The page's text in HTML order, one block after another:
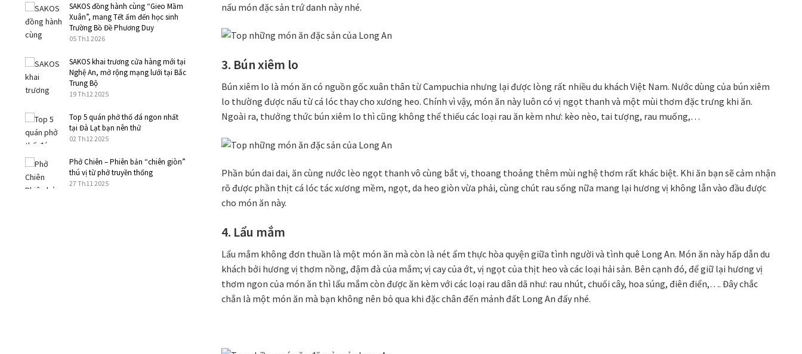
nấu món đặc sản trứ danh này nhé.
3. Bún xiêm lo
Bún xiêm lo là món ăn có nguồn gốc xuân thân từ Campuchia nhưng lại được lòng rất nhiều du khách Việt Nam. Nước dùng của bún xiêm
lo thường được nấu từ cá lóc thay cho xương heo. Chính vì vậy, món ăn này luôn có vị ngọt thanh và một mùi thơm đặc trưng khi ăn.
Ngoài ra, thưởng thức bún xiêm lo thì cũng không thể thiếu các loại rau ăn kèm như: kèo nèo, tai tượng, rau muống,…
Phần bún dai dai, ăn cùng nước lèo ngọt thanh vô cùng bắt vị, thoang thoảng thêm mùi nghệ thơm rất khác biệt. Khi ăn bạn sẽ cảm nhận
rõ được phần thịt cá lóc tác xương mềm, ngọt, da heo giòn vừa phải, cùng chút rau sống nữa mang lại hương vị không lẫn vào đầu được
cho món ăn này.
4. Lẩu mắm
Lẩu mắm không đơn thuần là một món ăn mà còn là nét ẩm thực hòa quyện giữa tình người và tình quê Long An. Món ăn này hấp dẫn du
khách bởi hương vị thơm nồng, đậm đà của mắm; vị cay của ớt, vị ngọt của thịt heo và các loại hải sản. Bên cạnh đó, để giữ lại hương vị
thơm ngon của món ăn thì lẩu mắm còn được ăn kèm với các loại rau dân dã như: rau nhút, chuối cây, hoa súng, điên điển,…. Đây chắc
chắn là một món ăn mà bạn không nên bỏ qua khi đặc chân đến mảnh đất Long An đấy nhé.
SAKOS đồng hành cùng “Gieo Mầm
Xuân”, mang Tết ấm đến học sinh
Trường Bồ Đề Phương Duy
05 Th1 2026
SAKOS khai trương cửa hàng mới tại
Nghệ An, mở rộng mạng lưới tại Bắc
Trung Bộ
19 Th12 2025
Top 5 quán phở thố đá ngon nhất
tại Đà Lạt bạn nên thử
02 Th12 2025
Phở Chiên – Phiên bản “chiên giòn”
thú vị từ phở truyền thống
27 Th11 2025